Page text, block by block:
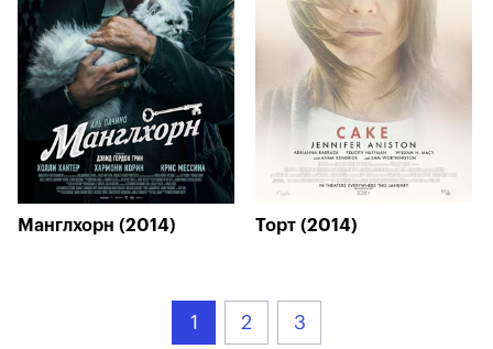
Манглхорн (2014) Торт (2014)
1 2 3